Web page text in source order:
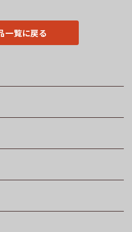
一覧に戻る